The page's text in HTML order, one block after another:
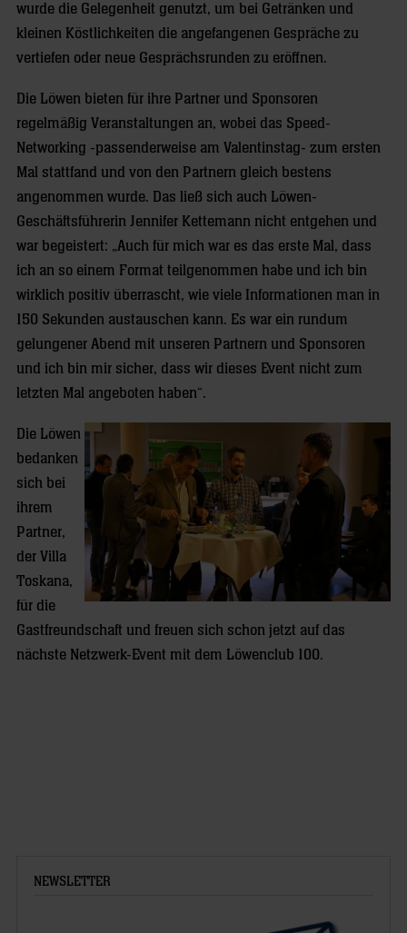
wurde die Gelegenheit genutzt, um bei Getränken und
kleinen Köstlichkeiten die angefangenen Gespräche zu
vertiefen oder neue Gesprächsrunden zu eröffnen.
Die Löwen bieten für ihre Partner und Sponsoren
regelmäßig Veranstaltungen an, wobei das Speed-
Networking -passenderweise am Valentinstag- zum ersten
Mal stattfand und von den Partnern gleich bestens
angenommen wurde. Das ließ sich auch Löwen-
Geschäftsführerin Jennifer Kettemann nicht entgehen und
war begeistert: „Auch für mich war es das erste Mal, dass
ich an so einem Format teilgenommen habe und ich bin
wirklich positiv überrascht, wie viele Informationen man in
150 Sekunden austauschen kann. Es war ein rundum
gelungener Abend mit unseren Partnern und Sponsoren
und ich bin mir sicher, dass wir dieses Event nicht zum
letzten Mal angeboten haben“.
Die Löwen
bedanken
sich bei
ihrem
Partner,
der Villa
Toskana,
für die
Gastfreundschaft und freuen sich schon jetzt auf das
nächste Netzwerk-Event mit dem Löwenclub 100.
NEWSLETTER